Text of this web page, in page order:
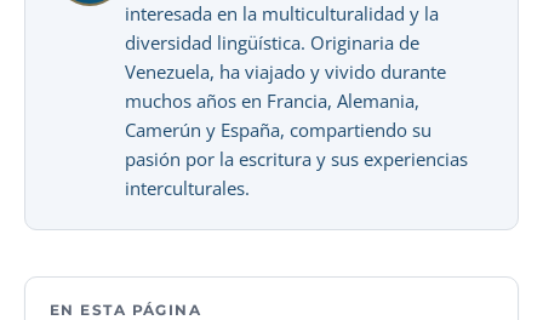
interesada en la multiculturalidad y la
diversidad lingüística. Originaria de
Venezuela, ha viajado y vivido durante
muchos años en Francia, Alemania,
Camerún y España, compartiendo su
pasión por la escritura y sus experiencias
interculturales.
EN ESTA PÁGINA